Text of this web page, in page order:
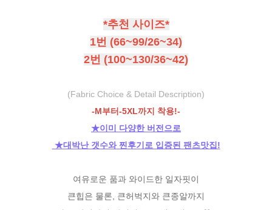
*추천 사이즈*
1번 (66~99/26~34)
2번 (100~130/36~42)
(Fabric Choice & Detail Description)
-M부터-5XL까지 착용!-
★이미 다양한 버전으로
★대박난 갯수와 찐후기로 입증된 팬츠맛집!
여유로운 품과 와이드한 일자핏이
큰힙은 물론, 큰허벅지와 큰종알까지